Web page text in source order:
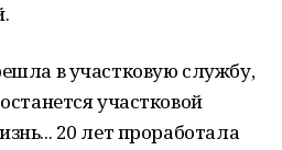
в участковую службу,
участковой
20 лет проработала